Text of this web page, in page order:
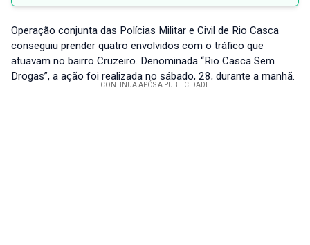
Operação conjunta das Polícias Militar e Civil de Rio Casca
conseguiu prender quatro envolvidos com o tráfico que
atuavam no bairro Cruzeiro. Denominada “Rio Casca Sem
Drogas”, a ação foi realizada no sábado, 28, durante a manhã.